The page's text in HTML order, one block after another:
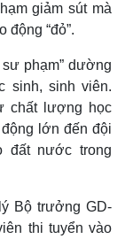
giảm sút mà
“đỏ”.
phạm” dường
sinh, sinh viên.
chất lượng học
lớn đến đội
đất nước trong
Bộ trưởng GD-
thi tuyển vào